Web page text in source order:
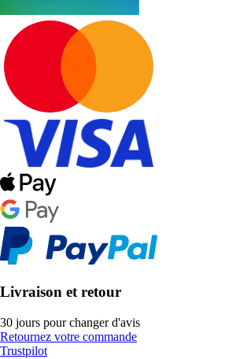
Livraison et retour
30 jours pour changer d'avis
Retournez votre commande
Trustpilot